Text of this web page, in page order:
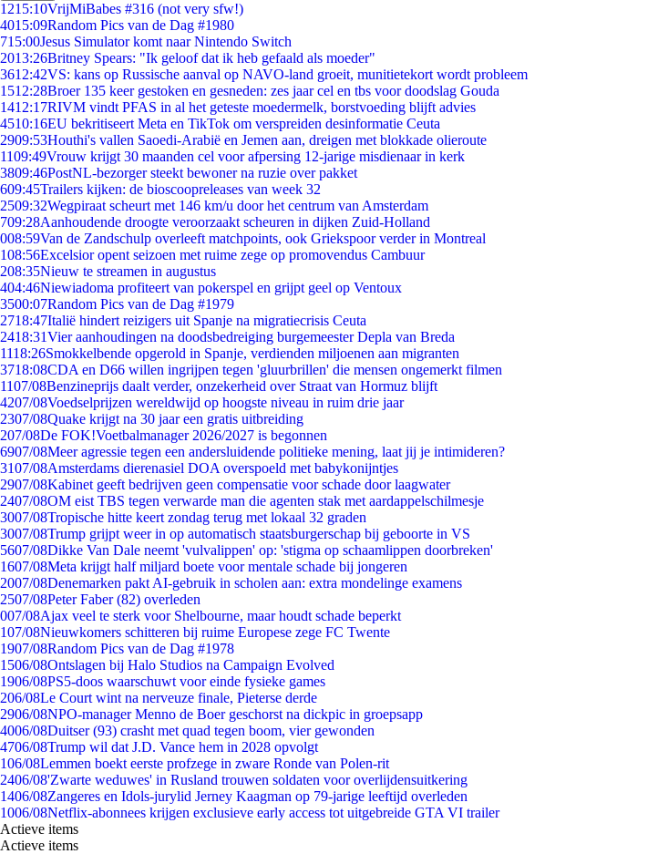
1215:10VrijMiBabes #316 (not very sfw!)
4015:09Random Pics van de Dag #1980
715:00Jesus Simulator komt naar Nintendo Switch
2013:26Britney Spears: "Ik geloof dat ik heb gefaald als moeder"
3612:42VS: kans op Russische aanval op NAVO-land groeit, munitietekort wordt probleem
1512:28Broer 135 keer gestoken en gesneden: zes jaar cel en tbs voor doodslag Gouda
1412:17RIVM vindt PFAS in al het geteste moedermelk, borstvoeding blijft advies
4510:16EU bekritiseert Meta en TikTok om verspreiden desinformatie Ceuta
2909:53Houthi's vallen Saoedi-Arabië en Jemen aan, dreigen met blokkade olieroute
1109:49Vrouw krijgt 30 maanden cel voor afpersing 12-jarige misdienaar in kerk
3809:46PostNL-bezorger steekt bewoner na ruzie over pakket
609:45Trailers kijken: de bioscoopreleases van week 32
2509:32Wegpiraat scheurt met 146 km/u door het centrum van Amsterdam
709:28Aanhoudende droogte veroorzaakt scheuren in dijken Zuid-Holland
008:59Van de Zandschulp overleeft matchpoints, ook Griekspoor verder in Montreal
108:56Excelsior opent seizoen met ruime zege op promovendus Cambuur
208:35Nieuw te streamen in augustus
404:46Niewiadoma profiteert van pokerspel en grijpt geel op Ventoux
3500:07Random Pics van de Dag #1979
2718:47Italië hindert reizigers uit Spanje na migratiecrisis Ceuta
2418:31Vier aanhoudingen na doodsbedreiging burgemeester Depla van Breda
1118:26Smokkelbende opgerold in Spanje, verdienden miljoenen aan migranten
3718:08CDA en D66 willen ingrijpen tegen 'gluurbrillen' die mensen ongemerkt filmen
1107/08Benzineprijs daalt verder, onzekerheid over Straat van Hormuz blijft
4207/08Voedselprijzen wereldwijd op hoogste niveau in ruim drie jaar
2307/08Quake krijgt na 30 jaar een gratis uitbreiding
207/08De FOK!Voetbalmanager 2026/2027 is begonnen
6907/08Meer agressie tegen een andersluidende politieke mening, laat jij je intimideren?
3107/08Amsterdams dierenasiel DOA overspoeld met babykonijntjes
2907/08Kabinet geeft bedrijven geen compensatie voor schade door laagwater
2407/08OM eist TBS tegen verwarde man die agenten stak met aardappelschilmesje
3007/08Tropische hitte keert zondag terug met lokaal 32 graden
3007/08Trump grijpt weer in op automatisch staatsburgerschap bij geboorte in VS
5607/08Dikke Van Dale neemt 'vulvalippen' op: 'stigma op schaamlippen doorbreken'
1607/08Meta krijgt half miljard boete voor mentale schade bij jongeren
2007/08Denemarken pakt AI-gebruik in scholen aan: extra mondelinge examens
2507/08Peter Faber (82) overleden
007/08Ajax veel te sterk voor Shelbourne, maar houdt schade beperkt
107/08Nieuwkomers schitteren bij ruime Europese zege FC Twente
1907/08Random Pics van de Dag #1978
1506/08Ontslagen bij Halo Studios na Campaign Evolved
1906/08PS5-doos waarschuwt voor einde fysieke games
206/08Le Court wint na nerveuze finale, Pieterse derde
2906/08NPO-manager Menno de Boer geschorst na dickpic in groepsapp
4006/08Duitser (93) crasht met quad tegen boom, vier gewonden
4706/08Trump wil dat J.D. Vance hem in 2028 opvolgt
106/08Lemmen boekt eerste profzege in zware Ronde van Polen-rit
2406/08'Zwarte weduwes' in Rusland trouwen soldaten voor overlijdensuitkering
1406/08Zangeres en Idols-jurylid Jerney Kaagman op 79-jarige leeftijd overleden
1006/08Netflix-abonnees krijgen exclusieve early access tot uitgebreide GTA VI trailer
Actieve items
Actieve items